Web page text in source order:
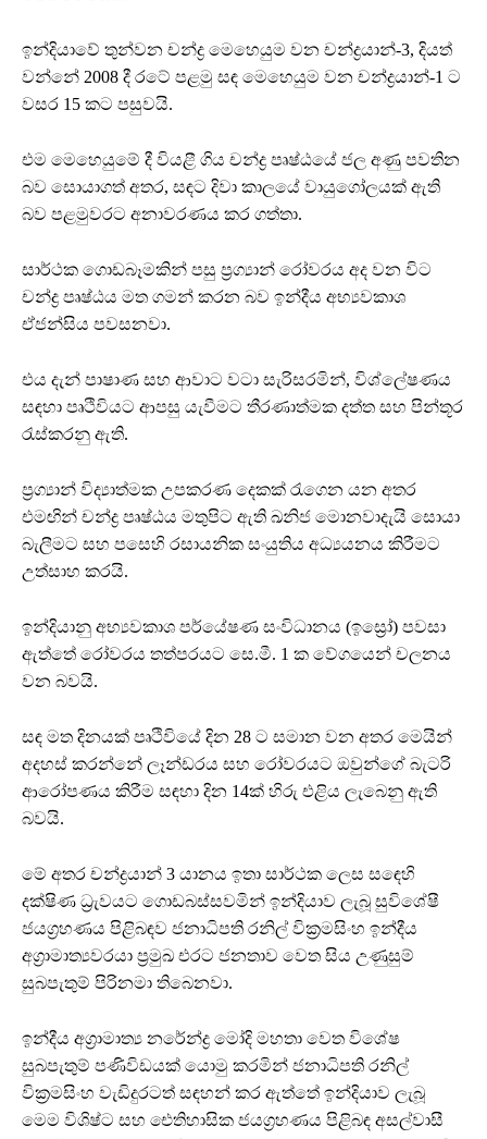
ඉන්දියාවේ තුන්වන චන්ද්‍ර මෙහෙයුම වන චන්ද්‍රයාන්-3, දියත්
වන්නේ 2008 දී රටේ පළමු සඳ මෙහෙයුම වන චන්ද්‍රයාන්-1 ට
වසර 15 කට පසුවයි.
එම මෙහෙයුමේ දී වියළී ගිය චන්ද්‍ර පෘෂ්ඨයේ ජල අණු පවතින
බව සොයාගත් අතර, සඳට දිවා කාලයේ වායුගෝලයක් ඇති
බව පළමුවරට අනාවරණය කර ගත්තා.
සාර්ථක ගොඩබෑමකින් පසු ප්‍රග්‍යාන් රෝවරය අද වන විට
චන්ද්‍ර පෘෂ්ඨය මත ගමන් කරන බව ඉන්දීය අභ්‍යවකාශ
ඒජන්සිය පවසනවා.
එය දැන් පාෂාණ සහ ආවාට වටා සැරිසරමින්, විශ්ලේෂණය
සඳහා පෘථිවියට ආපසු යැවීමට තීරණාත්මක දත්ත සහ පින්තූර
රැස්කරනු ඇති.
ප්‍රග්‍යාන් විද්‍යාත්මක උපකරණ දෙකක් රැගෙන යන අතර
එමඟින් චන්ද්‍ර පෘෂ්ඨය මතුපිට ඇති ඛනිජ මොනවාදැයි සොයා
බැලීමට සහ පසෙහි රසායනික සංයුතිය අධ්‍යයනය කිරීමට
උත්සාහ කරයි.
ඉන්දියානු අභ්‍යවකාශ පර්යේෂණ සංවිධානය (ඉස්‍රෝ) පවසා
ඇත්තේ රෝවරය තත්පරයට සෙ.මී. 1 ක වේගයෙන් චලනය
වන බවයි.
සඳ මත දිනයක් පෘථිවියේ දින 28 ට සමාන වන අතර මෙයින්
අදහස් කරන්නේ ලෑන්ඩරය සහ රෝවරයට ඔවුන්ගේ බැටරි
ආරෝපණය කිරීම සඳහා දින 14ක් හිරු එළිය ලැබෙනු ඇති
බවයි.
මේ අතර චන්ද්‍රයාන් 3 යානය ඉතා සාර්ථක ලෙස සඳෙහි
දක්ෂිණ ධ්‍රැවයට ගොඩබස්සවමින් ඉන්දියාව ලැබූ සුවිශේෂී
ජයග්‍රහණය පිළිබඳව ජනාධිපති රනිල් වික්‍රමසිංහ ඉන්දීය
අග්‍රාමාත්‍යවරයා ප්‍රමුඛ එරට ජනතාව වෙත සිය උණුසුම්
සුබපැතුම් පිරිනමා තිබෙනවා.
ඉන්දීය අග්‍රාමාත්‍ය නරේන්ද්‍ර මෝදි මහතා වෙත විශේෂ
සුබපැතුම් පණිවිඩයක් යොමු කරමින් ජනාධිපති රනිල්
වික්‍රමසිංහ වැඩිදුරටත් සඳහන් කර ඇත්තේ ඉන්දියාව ලැබූ
මෙම විශිෂ්ට සහ ඓතිහාසික ජයග්‍රහණය පිළිබඳ අසල්වාසී